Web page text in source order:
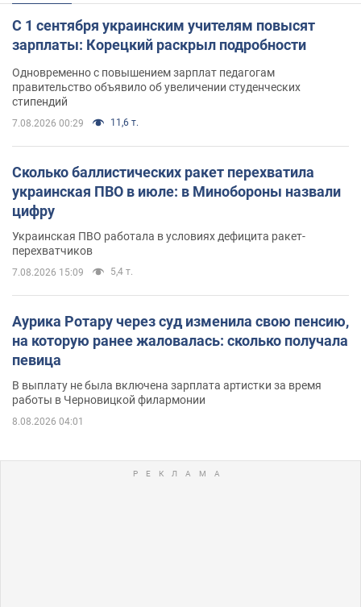
С 1 сентября украинским учителям повысят
зарплаты: Корецкий раскрыл подробности
Одновременно с повышением зарплат педагогам
правительство объявило об увеличении студенческих
стипендий
7.08.2026 00:29 11,6 т.
Сколько баллистических ракет перехватила
украинская ПВО в июле: в Минобороны назвали
цифру
Украинская ПВО работала в условиях дефицита ракет-
перехватчиков
7.08.2026 15:09 5,4 т.
Аурика Ротару через суд изменила свою пенсию,
на которую ранее жаловалась: сколько получала
певица
В выплату не была включена зарплата артистки за время
работы в Черновицкой филармонии
8.08.2026 04:01